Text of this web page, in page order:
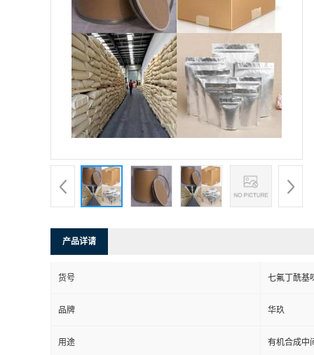
产品详请
货号 七氟丁酰基
品牌 华玖
用途 有机合成中